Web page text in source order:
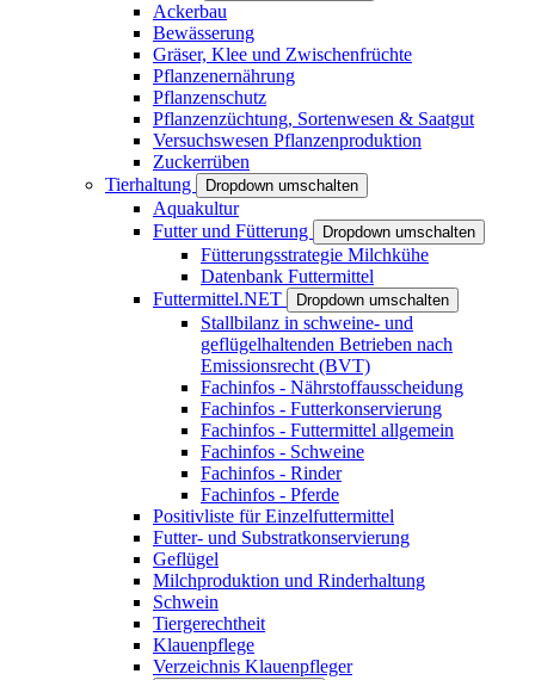
Ackerbau
Bewässerung
Gräser, Klee und Zwischenfrüchte
Pflanzenernährung
Pflanzenschutz
Pflanzenzüchtung, Sortenwesen & Saatgut
Versuchswesen Pflanzenproduktion
Zuckerrüben
Tierhaltung
Dropdown umschalten
Aquakultur
Futter und Fütterung
Dropdown umschalten
Fütterungsstrategie Milchkühe
Datenbank Futtermittel
Futtermittel.NET
Dropdown umschalten
Stallbilanz in schweine- und
geflügelhaltenden Betrieben nach
Emissionsrecht (BVT)
Fachinfos - Nährstoffausscheidung
Fachinfos - Futterkonservierung
Fachinfos - Futtermittel allgemein
Fachinfos - Schweine
Fachinfos - Rinder
Fachinfos - Pferde
Positivliste für Einzelfuttermittel
Futter- und Substratkonservierung
Geflügel
Milchproduktion und Rinderhaltung
Schwein
Tiergerechtheit
Klauenpflege
Verzeichnis Klauenpfleger